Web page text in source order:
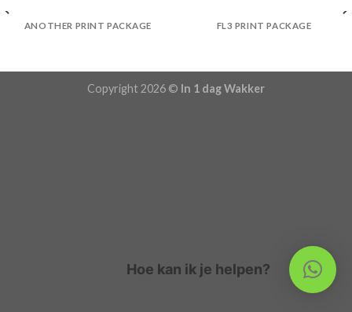
ANOTHER PRINT PACKAGE FL3 PRINT PACKAGE
Copyright 2026 © In 1 dag Wakker
Hoe kan ik je helpen?